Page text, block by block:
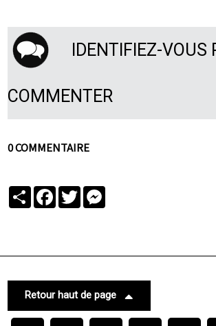
IDENTIFIEZ-VOUS
COMMENTER
0 COMMENTAIRE
PartagerFacebook
Twitter
Retour haut de page